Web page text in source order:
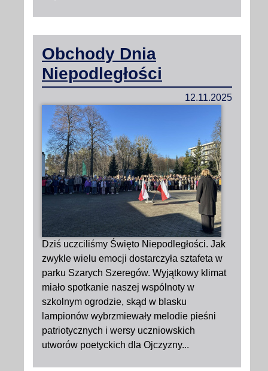
Obchody Dnia
Niepodległości
12.11.2025
Dziś uczciliśmy Święto Niepodległości. Jak
zwykle wielu emocji dostarczyła sztafeta w
parku Szarych Szeregów. Wyjątkowy klimat
miało spotkanie naszej wspólnoty w
szkolnym ogrodzie, skąd w blasku
lampionów wybrzmiewały melodie pieśni
patriotycznych i wersy uczniowskich
utworów poetyckich dla Ojczyzny...